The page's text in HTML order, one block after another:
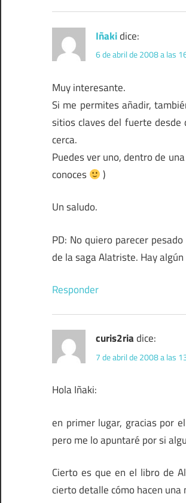
Iñakidice:
6 de abril de 2008 a las
Muy interesante.
Si me permites añadir,
sitios claves del fuerte desde
cerca.
Puedes ver uno, dentro de
conoces
)
Un saludo.
PD: No quiero parecer
de la saga Alatriste. Hay
Responder
curis2riadice:
7 de abril de 2008 a las
Hola Iñaki:
en primer lugar, gracias por
pero me lo apuntaré por si
Cierto es que en el libro de
cierto detalle cómo hacen una